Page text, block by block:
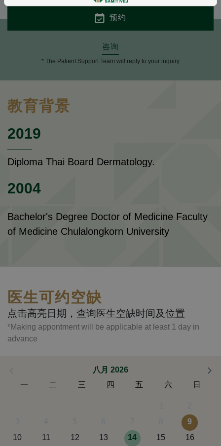
预约
咨询
* The Patient Support Team will reply to your inquiry
教育背景
2019
Diploma Thai Board Dermatology.
2004
Bachelor's Degree Doctor of Medicine Faculty
of Medicine Chulalongkorn University
医生可约空缺
点击高亮日期，查询医生空缺时间及位置
*Making appontment will be applicable at least 1 day in
advance
八月 2026
一
二 三 四 五 六 日
9
10
11 12 13 14 15
16